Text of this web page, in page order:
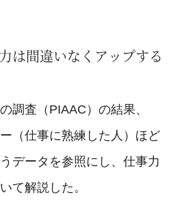
は間違いなくアップする
調査（PIAAC）の結果、
（仕事に熟練した人）ほど
データを参照にし、仕事力
て解説した。